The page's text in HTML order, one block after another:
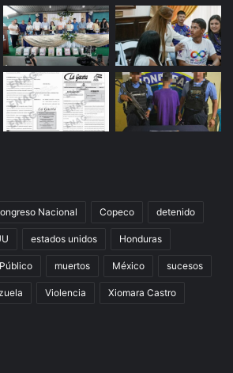
Nacional Copeco detenido
estados unidos Honduras
muertos México sucesos
Violencia Xiomara Castro